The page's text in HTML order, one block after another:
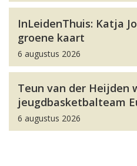
InLeidenThuis: Katja
groene kaart
6 augustus 2026
Teun van der Heijden
jeugdbasketbalteam
6 augustus 2026